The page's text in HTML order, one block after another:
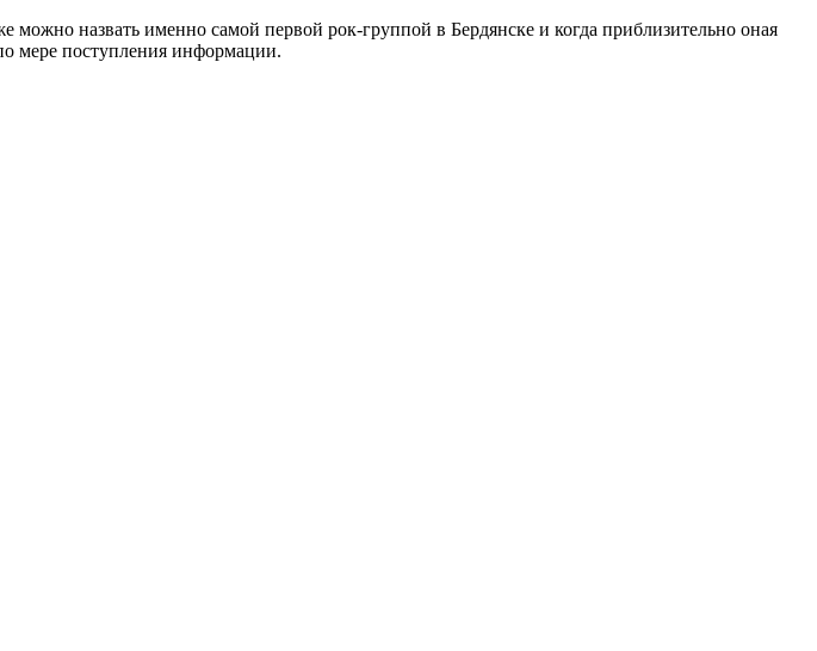
назвать именно самой первой рок-группой в Бердянске и когда приблизительно оная
мере поступления информации.